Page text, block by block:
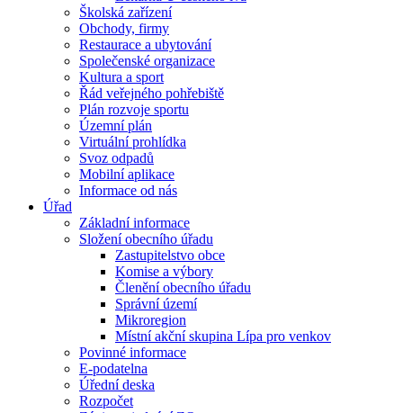
Školská zařízení
Obchody, firmy
Restaurace a ubytování
Společenské organizace
Kultura a sport
Řád veřejného pohřebiště
Plán rozvoje sportu
Územní plán
Virtuální prohlídka
Svoz odpadů
Mobilní aplikace
Informace od nás
Úřad
Základní informace
Složení obecního úřadu
Zastupitelstvo obce
Komise a výbory
Členění obecního úřadu
Správní území
Mikroregion
Místní akční skupina Lípa pro venkov
Povinné informace
E-podatelna
Úřední deska
Rozpočet